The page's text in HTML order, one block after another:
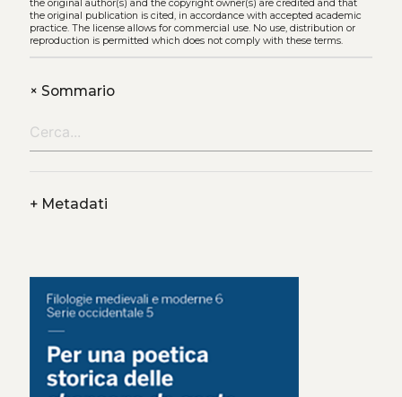
the original author(s) and the copyright owner(s) are credited and that
the original publication is cited, in accordance with accepted academic
practice. The license allows for commercial use. No use, distribution or
reproduction is permitted which does not comply with these terms.
+Sommario
+Metadati